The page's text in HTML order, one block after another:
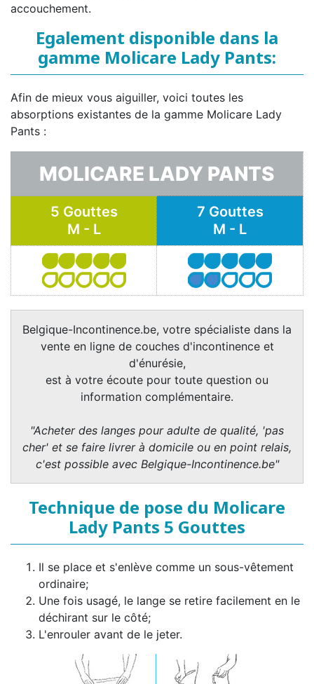
accouchement.
Egalement disponible dans la
gamme Molicare Lady Pants:
Afin de mieux vous aiguiller, voici toutes les
absorptions existantes de la gamme Molicare Lady
Pants :
MOLICARE LADY PANTS
5 Gouttes
M - L
7 Gouttes
M - L
Belgique-Incontinence.be, votre spécialiste dans la
vente en ligne de couches d'incontinence et
d'énurésie,
est à votre écoute pour toute question ou
information complémentaire.
"Acheter des langes pour adulte de qualité, 'pas
cher' et se faire livrer à domicile ou en point relais,
c'est possible avec Belgique-Incontinence.be"
Technique de pose du Molicare
Lady Pants 5 Gouttes
Il se place et s'enlève comme un sous-vêtement
ordinaire;
Une fois usagé, le lange se retire facilement en le
déchirant sur le côté;
L'enrouler avant de le jeter.